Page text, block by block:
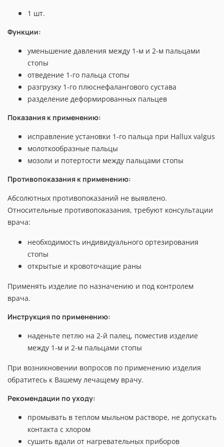
1 шт.
Функции:
уменьшение давления между 1-м и 2-м пальцами
стопы
отведение 1-го пальца стопы
разгрузку 1-го плюснефалангового сустава
разделение деформированных пальцев
Показания к применению:
исправление установки 1-го пальца при Hallux valgus
молоткообразные пальцы
мозоли и потертости между пальцами стопы
Противопоказания к применению:
Абсолютных противопоказаний не выявлено.
Относительные противопоказания, требуют консультации
врача:
необходимость индивидуального ортезирования
стопы
открытые и кровоточащие раны
Применять изделие по назначению и под контролем
врача.
Инструкция по применению:
наденьте петлю на 2-й палец, поместив изделие
между 1-м и 2-м пальцами стопы
При возникновении вопросов по применению изделия
обратитесь к Вашему лечащему врачу.
Рекомендации по уходу:
промывать в теплом мыльном растворе, не допускать
контакта с хлором
сушить вдали от нагревательных приборов